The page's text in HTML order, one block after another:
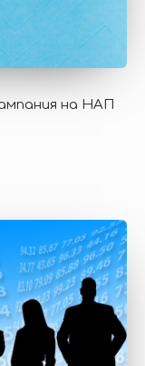
на НАП